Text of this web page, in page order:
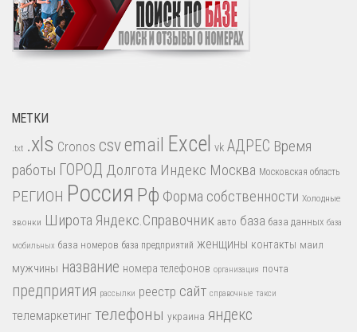
МЕТКИ
.txt .xls Cronos csvemail Excel vk АДРЕС Время
работы ГОРОД Долгота Индекс Москва Московская область
РЕГИОН Россия Рф Форма собственности Холодные
звонки Широта Яндекс.Справочник авто база база данных база
мобильных база номеров база предприятий женщины контакты маил
мужчины название номера телефонов организация почта
предприятия рассылки реестр сайт справочные такси
телемаркетинг телефоны украина яндекс